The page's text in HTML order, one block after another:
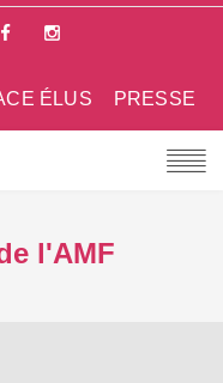
PRESSE
ÉLUS
l'AMF